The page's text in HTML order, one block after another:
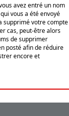
avez entré un nom
vous a été envoyé
supprimé votre compte
cas, peut-être alors
de supprimer
posté afin de réduire
encore et